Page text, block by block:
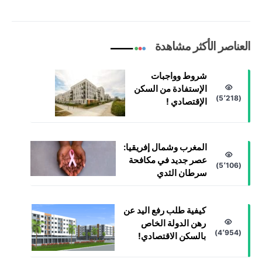
العناصر الأكثر مشاهدة
شروط وواجبات
الإستفادة من السكن
الإقتصادي !
(5٬218)
المغرب وشمال إفريقيا:
عصر جديد في مكافحة
سرطان الثدي
(5٬106)
كيفية طلب رفع اليد عن
رهن الدولة الخاص
بالسكن الاقتصادي!
(4٬954)